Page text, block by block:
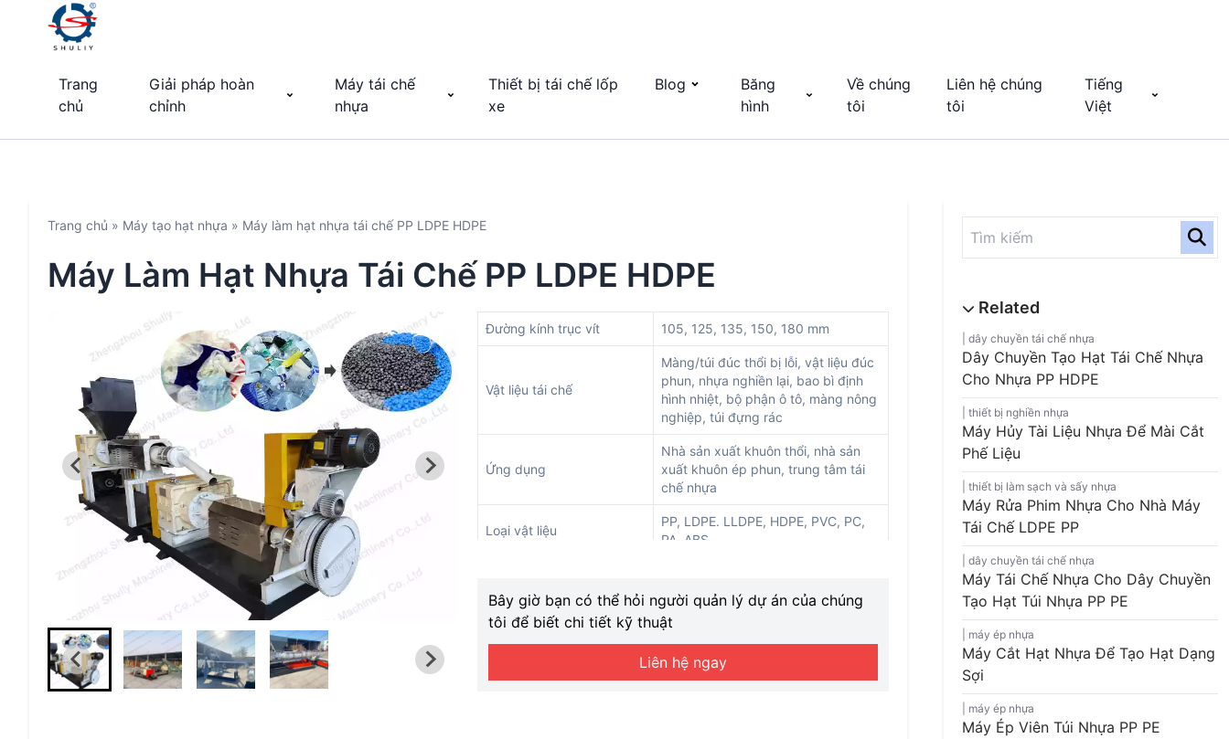
Trang
chủ
Giải pháp hoàn
chỉnh
Máy tái chế
nhựa
Thiết bị tái chế lốp
xe
Blog
Băng
hình
Về chúng
tôi
Liên hệ chúng
tôi
Tiếng
Việt
Trang chủ » Máy tạo hạt nhựa » Máy làm hạt nhựa tái chế PP LDPE HDPE
Máy Làm Hạt Nhựa Tái Chế PP LDPE HDPE
Đường kính trục vít 105, 125, 135, 150, 180 mm
Vật liệu tái chế
Màng/túi đúc thổi bị lỗi, vật liệu đúc
phun, nhựa nghiền lại, bao bì định
hình nhiệt, bộ phận ô tô, màng nông
nghiệp, túi đựng rác
Ứng dụng
Nhà sản xuất khuôn thổi, nhà sản
xuất khuôn ép phun, trung tâm tái
chế nhựa
Loại vật liệu
PP, LDPE. LLDPE, HDPE, PVC, PC,
PA, ABS
Đầu ra đùn 100-500kg/giờ
Bây giờ bạn có thể hỏi người quản lý dự án của chúng
tôi để biết chi tiết kỹ thuật
Liên hệ ngay
dây chuyền tái chế nhựa
Dây Chuyền Tạo Hạt Tái Chế Nhựa
Cho Nhựa PP HDPE
thiết bị nghiền nhựa
Máy Hủy Tài Liệu Nhựa Để Mài Cắt
Phế Liệu
thiết bị làm sạch và sấy nhựa
Máy Rửa Phim Nhựa Cho Nhà Máy
Tái Chế LDPE PP
dây chuyền tái chế nhựa
Máy Tái Chế Nhựa Cho Dây Chuyền
Tạo Hạt Túi Nhựa PP PE
máy ép nhựa
Máy Cắt Hạt Nhựa Để Tạo Hạt Dạng
Sợi
máy ép nhựa
Máy Ép Viên Túi Nhựa PP PE